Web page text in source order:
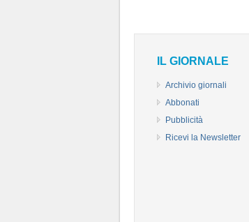
IL GIORNALE
Archivio giornali
Abbonati
Pubblicità
Ricevi la Newsletter